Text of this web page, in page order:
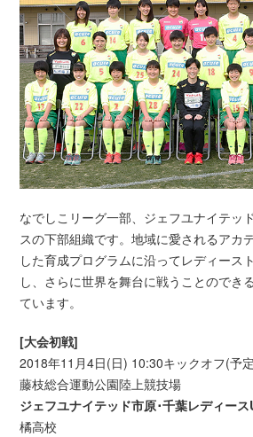
なでしこリーグ一部、ジェフユナイテッ
スの下部組織です。地域に愛されるアカ
した育成プログラムに沿ってレディース
し、さらに世界を舞台に戦うことのでき
ています。
[大会初戦]
2018年11月4日(日) 10:30キックオフ(予
藤枝総合運動公園陸上競技場
ジェフユナイテッド市原･千葉レディー
橘高校